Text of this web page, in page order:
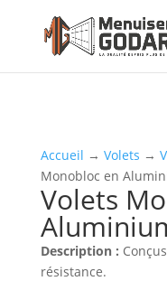
Accueil → Volets →
Monobloc en
Volets
Description :
résistance.